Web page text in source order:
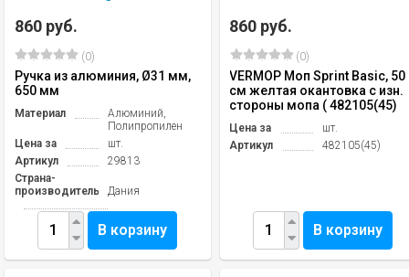
860 руб.
(0)
Ручка из алюминия, Ø31 мм,
650 мм
Материал
Алюминий,
Полипропилен
Цена за
шт.
Артикул
29813
Страна-
производитель
Дания
В корзину
860 руб.
(0)
VERMOP Моп Sprint Basic, 50
см желтая окантовка с изн.
стороны мопа ( 482105(45)
Цена за
шт.
Артикул
482105(45)
В корзину